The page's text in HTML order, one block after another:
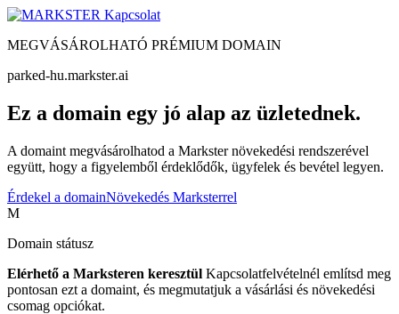
Kapcsolat
MEGVÁSÁROLHATÓ PRÉMIUM DOMAIN
parked-hu.markster.ai
Ez a domain egy jó alap az üzletednek.
A domaint megvásárolhatod a Markster növekedési rendszerével
együtt, hogy a figyelemből érdeklődők, ügyfelek és bevétel legyen.
Érdekel a domainNövekedés Marksterrel
M
Domain státusz
Elérhető a Marksteren keresztül Kapcsolatfelvételnél említsd meg
pontosan ezt a domaint, és megmutatjuk a vásárlási és növekedési
csomag opciókat.